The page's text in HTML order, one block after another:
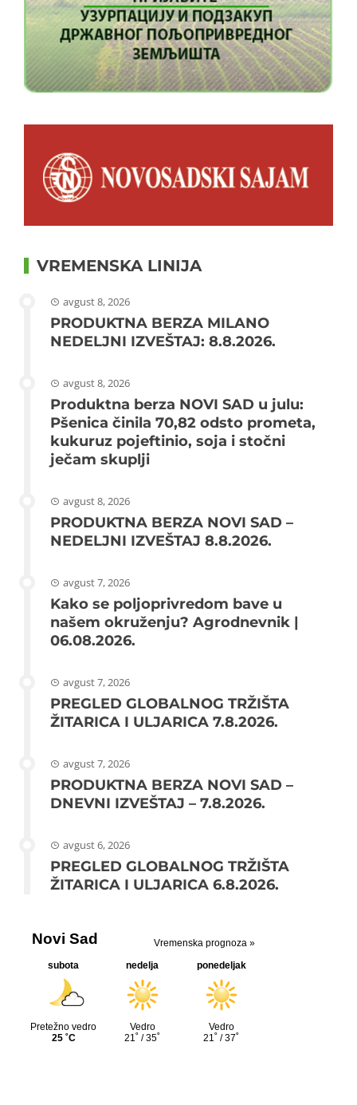
VREMENSKA LINIJA
avgust 8, 2026
PRODUKTNA BERZA MILANO
NEDELJNI IZVEŠTAJ: 8.8.2026.
avgust 8, 2026
Produktna berza NOVI SAD u julu:
Pšenica činila 70,82 odsto prometa,
kukuruz pojeftinio, soja i stočni
ječam skuplji
avgust 8, 2026
PRODUKTNA BERZA NOVI SAD –
NEDELJNI IZVEŠTAJ 8.8.2026.
avgust 7, 2026
Kako se poljoprivredom bave u
našem okruženju? Agrodnevnik |
06.08.2026.
avgust 7, 2026
PREGLED GLOBALNOG TRŽIŠTA
ŽITARICA I ULJARICA 7.8.2026.
avgust 7, 2026
PRODUKTNA BERZA NOVI SAD –
DNEVNI IZVEŠTAJ – 7.8.2026.
avgust 6, 2026
PREGLED GLOBALNOG TRŽIŠTA
ŽITARICA I ULJARICA 6.8.2026.